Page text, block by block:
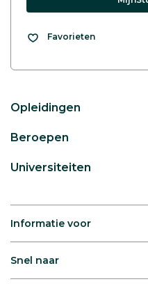
Favorieten
Opleidingen
Beroepen
Universiteiten
Informatie voor
Snel naar